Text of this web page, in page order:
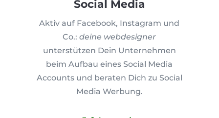
Social Media
Aktiv auf Facebook, Instagram und
Co.:deine webdesigner
unterstützen Dein Unternehmen
beim Aufbau eines Social Media
Accounts und beraten Dich zu Social
Media Werbung.